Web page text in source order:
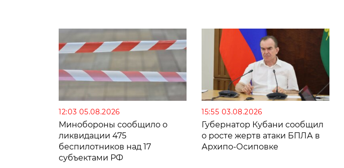
12:03 05.08.2026
Минобороны сообщило о
ликвидации 475
беспилотников над 17
субъектами РФ
15:55 03.08.2026
Губернатор Кубани сообщил
о росте жертв атаки БПЛА в
Архипо-Осиповке